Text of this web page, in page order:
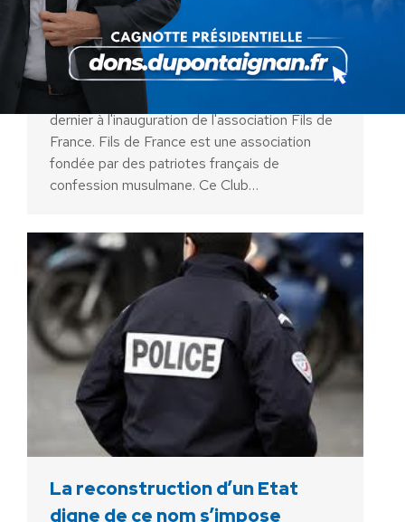
patriotes et musulmans
Actualités ParDebout La France
23 mars 2012
Nicolas Dupont-Aignan s'est rendu le 9 mars
dernier à l'inauguration de l'association Fils de
France. Fils de France est une association
fondée par des patriotes français de
confession musulmane. Ce Club…
La reconstruction d’un Etat
digne de ce nom s’impose